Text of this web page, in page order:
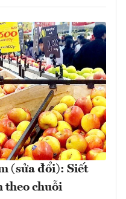
(sửa đổi): Siết
theo chuỗi